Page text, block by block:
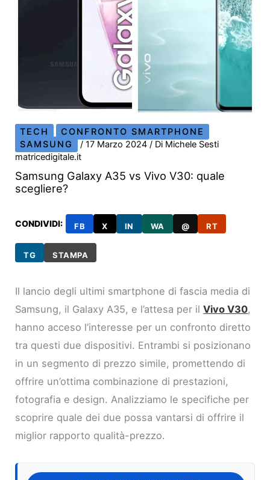
TECH
CONFRONTO SMARTPHONE
SAMSUNG
/17 Marzo 2024/ Di Michele Sesti
matricedigitale.it
Samsung Galaxy A35 vs Vivo V30: quale
scegliere?
CONDIVIDI: FB X IN WA @ RT
TG STAMPA
Il lancio degli ultimi smartphone di fascia media di
Samsung, il Galaxy A35, e l’attesa per ilVivo V30,
hanno acceso l’interesse per un confronto diretto
tra questi due dispositivi. Entrambi si posizionano
in un segmento di prezzo simile, promettendo di
offrire un’ottima combinazione di prestazioni,
fotografia e design. Analizziamo le specifiche per
scoprire quale dei due possa vantarsi di offrire il
miglior rapporto qualità-prezzo.